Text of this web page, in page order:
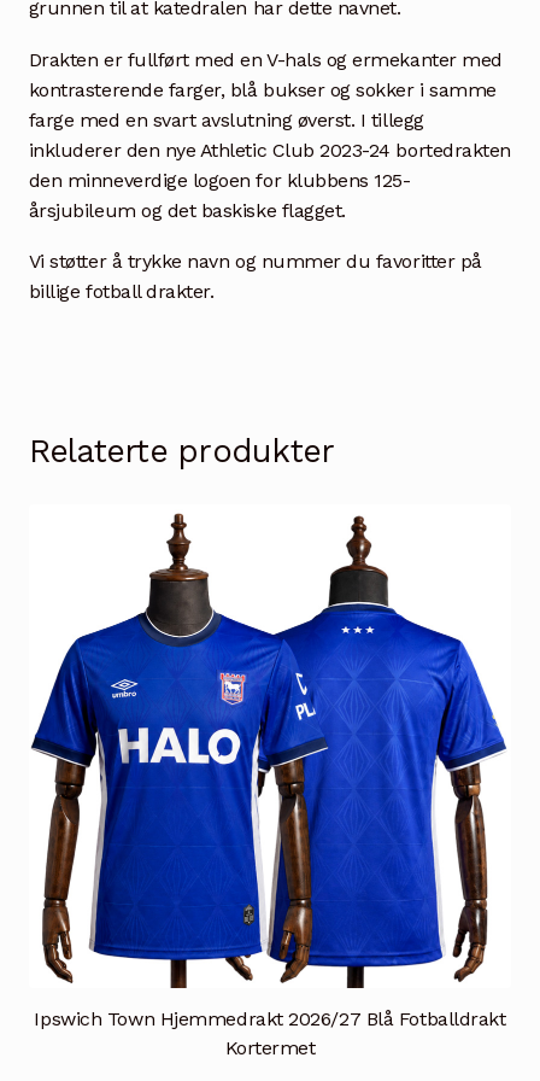
grunnen til at katedralen har dette navnet.
Drakten er fullført med en V-hals og ermekanter med
kontrasterende farger, blå bukser og sokker i samme
farge med en svart avslutning øverst. I tillegg
inkluderer den nye Athletic Club 2023-24 bortedrakten
den minneverdige logoen for klubbens 125-
årsjubileum og det baskiske flagget.
Vi støtter å trykke navn og nummer du favoritter på
billige fotball drakter.
Relaterte produkter
Ipswich Town Hjemmedrakt 2026/27 Blå Fotballdrakt
Kortermet